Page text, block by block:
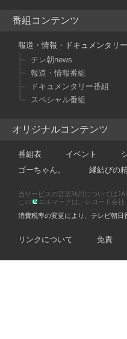
番組コンテンツ
報道・情報・ドキュメンタリー
テレ朝news
報道・情報番組
ドキュメンタリー番組
スペシャル番組
オリジナルコンテンツ
番組表 イベント
ゴーちゃん。
縁結びの
当サービスの音楽利用については
この
エルマークは、レコード会
消費税率の変更により、テレビ朝
リンクについて 免責